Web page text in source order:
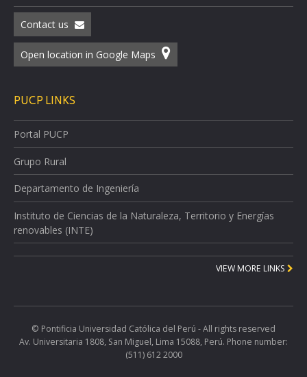
Contact us
Open location in Google Maps
PUCP LINKS
Portal PUCP
Grupo Rural
Departamento de Ingeniería
Instituto de Ciencias de la Naturaleza, Territorio y Energías
renovables (INTE)
VIEW MORE LINKS
© Pontificia Universidad Católica del Perú - All rights reserved
Av. Universitaria 1808, San Miguel, Lima 15088, Perú. Phone number:
(511) 612 2000